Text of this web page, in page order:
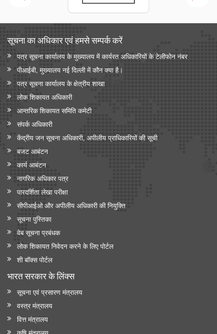
सूचना का अधिकार एवं हमसे सम्‍पर्क करें
पत्र सूचना कार्यालय के मुख्यालय में कार्यरत अधिकारियों के टेलीफोन नंबर
पीआईबी, मुख्यालय नई दिल्ली में कौन क्या है।
पत्र सूचना कार्यालय के क्षेत्रीय शाखा
लोक शिकायत अधिकारी
आन्‍तरिक शिकायत समिति कमेटी
संपर्क अधिकारी
केंद्रीय जन सूचना अधिकारी, अपीलीय प्राधिकारियों की सूची
बजट आबंटन
कार्य आबंटन
नागरिक अधिकार पत्र
पारदर्शिता लेखा परीक्षा
सीपीआईओ और अपी‍लीय अधिकारी की नियुक्ति
सूचना पुस्तिका
वेब सूचना प्रबंधक
लोक शिकायत निवेदन करने के लिए पोर्टल
शी बॉक्स पोर्टल
भारत सरकार के लिंक्‍स
सूचना एवं प्रसारण मंत्रालय
वस्त्र मंत्रालय
वित्त मंत्रालय